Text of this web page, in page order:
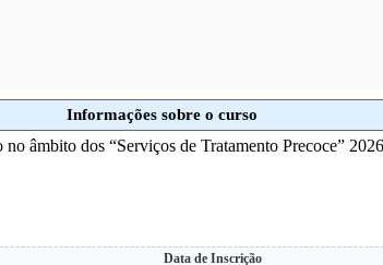
Informações sobre o curso
âmbito dos “Serviços de Tratamento Precoce”
Data de Inscrição